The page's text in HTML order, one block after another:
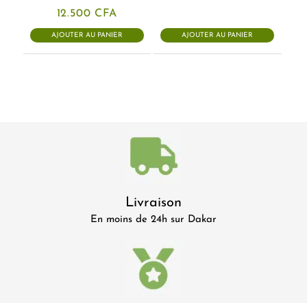
12.500 CFA
AJOUTER AU PANIER AJOUTER AU PANIER
Livraison
En moins de 24h sur Dakar